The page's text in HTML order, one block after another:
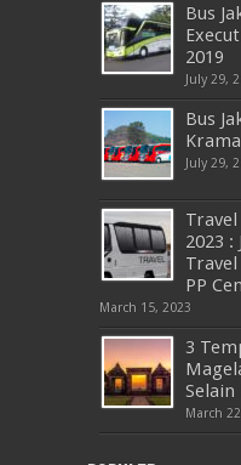
Bus
2019
July 29,
Bus
July 29,
2023 :
PP
March 15, 2023
3
March